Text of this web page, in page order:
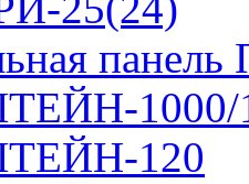
1000/
120